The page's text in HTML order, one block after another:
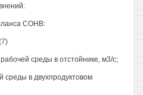
СОНВ:
среды в отстойнике, м3/с;
среды в двухпродуктовом